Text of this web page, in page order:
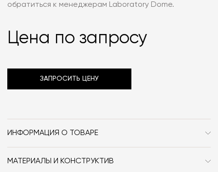
обратиться к менеджерам Laboratory Dome.
Цена по запросу
ЗАПРОСИТЬ ЦЕНУ
ИНФОРМАЦИЯ О ТОВАРЕ
МАТЕРИАЛЫ И КОНСТРУКТИВ